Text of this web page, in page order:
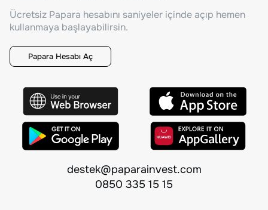
Ücretsiz Papara hesabını saniyeler içinde açıp hemen
kullanmaya başlayabilirsin.
Papara Hesabı Aç
destek@paparainvest.com
0850 335 15 15